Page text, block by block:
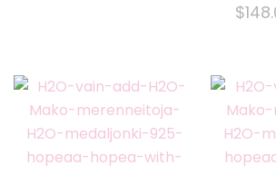
Vaihtoehdot
voidaan
valita
tuotesivulta
$